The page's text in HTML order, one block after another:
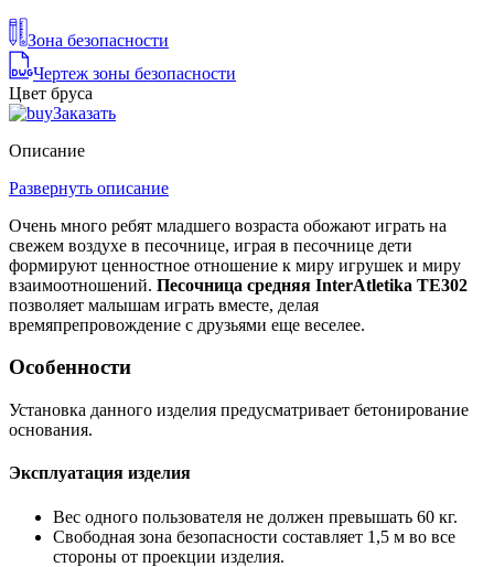
Зона безопасности
Чертеж зоны безопасности
Цвет бруса
Заказать
Описание
Развернуть описание
Очень много ребят младшего возраста обожают играть на
свежем воздухе в песочнице, играя в песочнице дети
формируют ценностное отношение к миру игрушек и миру
взаимоотношений. Песочница средняя InterAtletika TE302
позволяет малышам играть вместе, делая
времяпрепровождение с друзьями еще веселее.
Особенности
Установка данного изделия предусматривает бетонирование
основания.
Эксплуатация изделия
Вес одного пользователя не должен превышать 60 кг.
Свободная зона безопасности составляет 1,5 м во все
стороны от проекции изделия.